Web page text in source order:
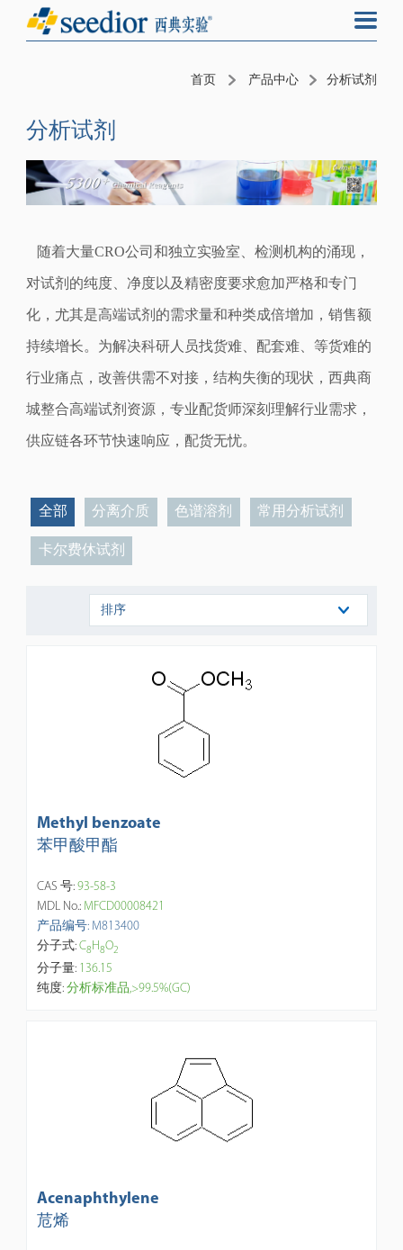
首页 产品中心 分析试剂
分析试剂
随着大量CRO公司和独立实验室、检测机构的涌现，
对试剂的纯度、净度以及精密度要求愈加严格和专门
化，尤其是高端试剂的需求量和种类成倍增加，销售额
持续增长。 为解决科研人员找货难、配套难、等货难的
行业痛点，改善供需不对接，结构失衡的现状 ，西典商
城整合高端试剂资源，专业配货师深刻理解行业需求，
供应链各环节快速响应，配货无忧。
全部 分离介质 色谱溶剂 常用分析试剂
卡尔费休试剂
排序
Methyl benzoate
苯甲酸甲酯
CAS 号:93-58-3
MDL No.: MFCD00008421
产品编号: M813400
分子式:C8 H8O2
分子量: 136.15
纯度:分析标准品,>99.5%(GC)
Acenaphthylene
苊烯